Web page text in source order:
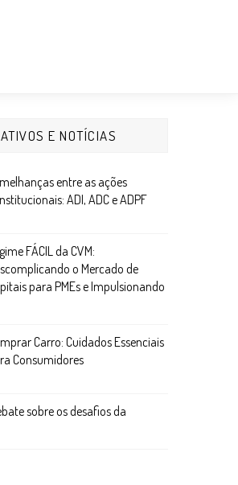
E NOTÍCIAS
entre as ações
ADI, ADC e ADPF
FÁCIL da CVM:
o Mercado de
para PMEs e Impulsionando
Carro: Cuidados Essenciais
Consumidores
sobre os desafios da